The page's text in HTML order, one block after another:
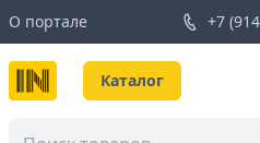
О портале +7
Каталог